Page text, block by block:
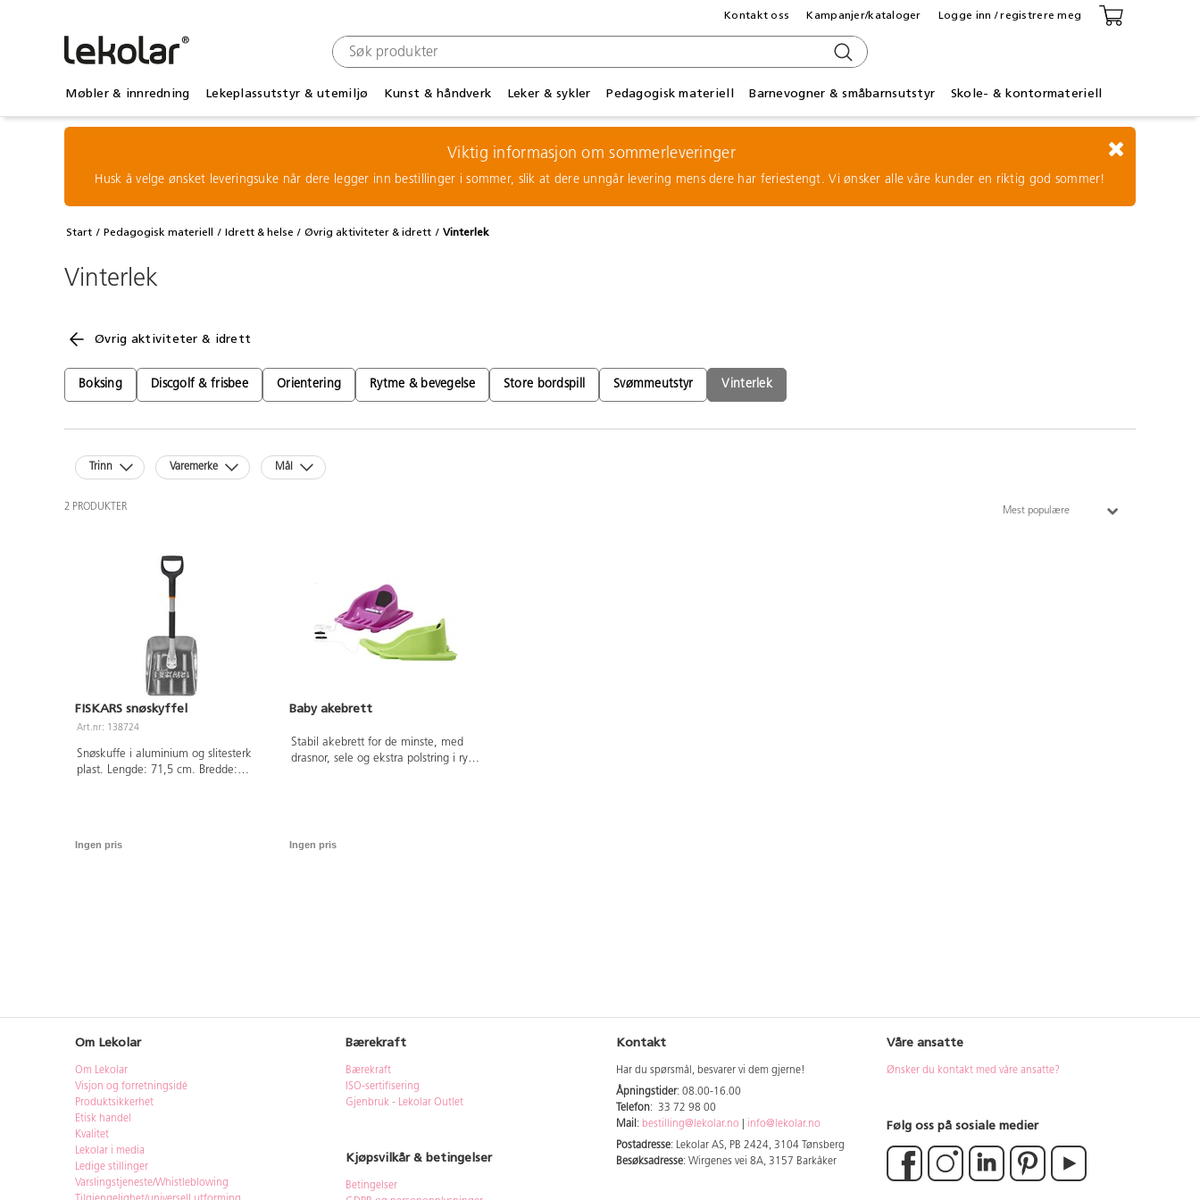
Møbler & innredning Lekeplassutstyr & utemiljø Kunst & håndverk Leker & sykler Pedagogisk materiell Barnevogner & småbarnsutstyr Skole- & kontormateriell
Kontakt oss Kampanjer/kataloger Logge inn / registrere meg
Viktig informasjon om sommerleveringer
Husk å velge ønsket leveringsuke når dere legger inn bestillinger i sommer, slik at dere unngår levering mens dere har feriestengt. Vi ønsker alle våre kunder en riktig god sommer!
Start Pedagogisk materiell Idrett & helse Øvrig aktiviteter & idrett Vinterlek
Vinterlek
Øvrig aktiviteter & idrett
Boksing Discgolf & frisbee Orientering Rytme & bevegelse Store bordspill Svømmeutstyr Vinterlek
Trinn Varemerke Mål
2 PRODUKTER Mest populære
FISKARS snøskyffel
Art.nr: 138724
Snøskuffe i aluminium og slitesterk
plast. Lengde: 71,5 cm. Bredde:
Ingen pris
Baby akebrett
Stabil akebrett for de minste, med
drasnor, sele og ekstra polstring i rygg
skal kun brukes under tilsyn av en
Ingen pris
Om Lekolar
Om Lekolar
Visjon og forretningsidé
Produktsikkerhet
Etisk handel
Kvalitet
Lekolar i media
Ledige stillinger
Varslingstjeneste/Whistleblowing
Bærekraft
Bærekraft
ISO-sertifisering
Gjenbruk - Lekolar Outlet
Kjøpsvilkår & betingelser
Betingelser
Kontakt
Har du spørsmål, besvarer vi dem gjerne!
Åpningstider: 08.00-16.00
Telefon: 33 72 98 00
Mail : bestilling@lekolar.no
info@lekolar.no
Postadresse: Lekolar AS, PB 2424, 3104 Tønsberg
Besøksadresse: Wirgenes vei 8A, 3157 Barkåker
Våre ansatte
Ønsker du kontakt med våre ansatte?
Følg oss på sosiale medier